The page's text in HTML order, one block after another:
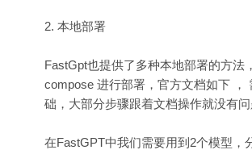
2. 本地部署
FastGpt也提供了多种本地部署的方法
compose 进行部署，官方文档如下 ，
础，大部分步骤跟着文档操作就没有问
在FastGPT中我们需要用到2个模型，